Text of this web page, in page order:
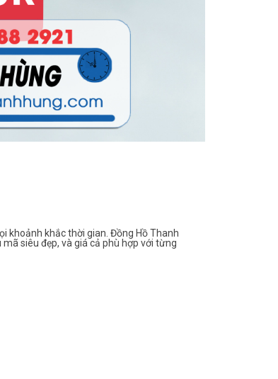
khoảnh khắc thời gian. Đồng Hồ Thanh
siêu đẹp, và giá cả phù hợp với từng